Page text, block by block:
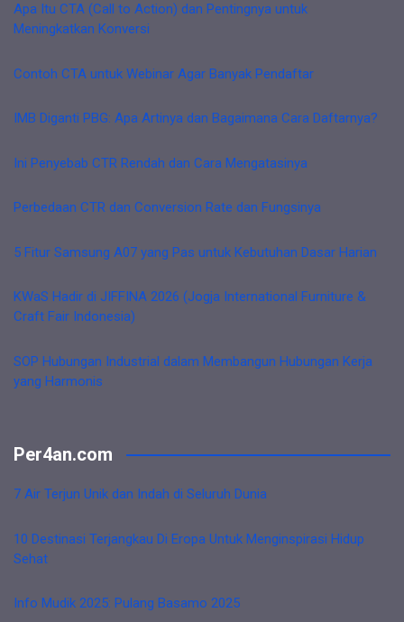
Apa Itu CTA (Call to Action) dan Pentingnya untuk
Meningkatkan Konversi
Contoh CTA untuk Webinar Agar Banyak Pendaftar
IMB Diganti PBG: Apa Artinya dan Bagaimana Cara Daftarnya?
Ini Penyebab CTR Rendah dan Cara Mengatasinya
Perbedaan CTR dan Conversion Rate dan Fungsinya
5 Fitur Samsung A07 yang Pas untuk Kebutuhan Dasar Harian
KWaS Hadir di JIFFINA 2026 (Jogja International Furniture &
Craft Fair Indonesia)
SOP Hubungan Industrial dalam Membangun Hubungan Kerja
yang Harmonis
Per4an.com
7 Air Terjun Unik dan Indah di Seluruh Dunia
10 Destinasi Terjangkau Di Eropa Untuk Menginspirasi Hidup
Sehat
Info Mudik 2025: Pulang Basamo 2025